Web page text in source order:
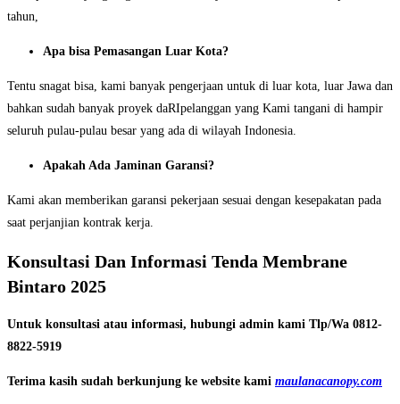
tahun,
Apa bisa Pemasangan Luar Kota?
Tentu snagat bisa, kami banyak pengerjaan untuk di luar kota, luar Jawa dan
bahkan sudah banyak proyek daRIpelanggan yang Kami tangani di hampir
seluruh pulau-pulau besar yang ada di wilayah Indonesia.
Apakah Ada Jaminan Garansi?
Kami akan memberikan garansi pekerjaan sesuai dengan kesepakatan pada
saat perjanjian kontrak kerja.
Konsultasi Dan Informasi Tenda Membrane
Bintaro 2025
Untuk konsultasi atau informasi, hubungi admin kami Tlp/Wa 0812-
8822-5919
Terima kasih sudah berkunjung ke website kami maulanacanopy.com